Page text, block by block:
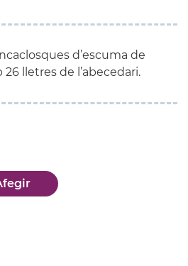
d’escuma de
lletres de l’abecedari.